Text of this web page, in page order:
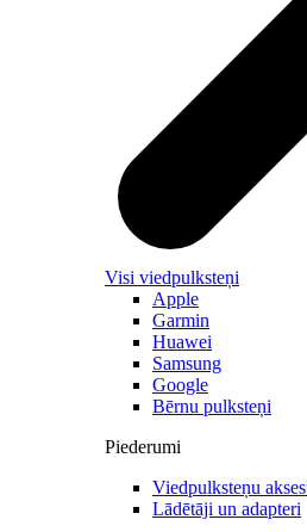
Visi viedpulksteņi
Apple
Garmin
Huawei
Samsung
Google
Bērnu pulksteņi
Piederumi
Viedpulksteņu
Lādētāji un adapteri